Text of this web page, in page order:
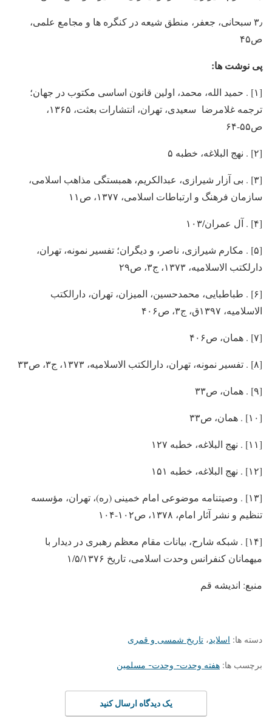
۳٫ سبحانی، جعفر، منطق شیعه در کنگره ها و مجامع علمی،
ص۴۵
پی نوشت ها:
[۱] . حمید الله، محمد، اولین قانون اساسی مکتوب در جهان؛
ترجمه غلامرضا سعیدی، تهران، انتشارات بعثت، ۱۳۶۵،
ص۵۵-۶۴
[۲] . نهج البلاغه، خطبه ۵
[۳] . بی آزار شیرازی، عبدالکریم، همبستگی مذاهب اسلامی،
سازمان فرهنگ و ارتباطات اسلامی، ۱۳۷۷، ص۱۱
[۴] . آل عمران/۱۰۳
[۵] . مکارم شیرازی، ناصر، و دیگران؛ تفسیر نمونه، تهران،
دارلکتب الاسلامیه، ۱۳۷۳، ج۳، ص۲۹
[۶] . طباطبایی، محمدحسین، المیزان، تهران، دارالکتب
الاسلامیه، ۱۳۹۷ق، ج۳، ص۴۰۶
[۷] . همان، ص۴۰۶
[۸] . تفسیر نمونه، تهران، دارالکتب الاسلامیه، ۱۳۷۳، ج۳، ص۳۳
[۹] . همان، ص۳۳
[۱۰] . همان، ص۳۳
[۱۱] . نهج البلاغه، خطبه ۱۲۷
[۱۲] . نهج البلاغه، خطبه ۱۵۱
[۱۳] . وصیتنامه موضوعی امام خمینی (ره)، تهران، مؤسسه
تنظیم و نشر آثار امام، ۱۳۷۸، ص۱۰۲-۱۰۴
[۱۴] . شبکه شارح، بیانات مقام معظم رهبری در دیدار با
میهمانان کنفرانس وحدت اسلامی، تاریخ ۱/۵/۱۳۷۶
منبع: اندیشه قم
دسته ها: اسلاید، تاریخ شمسی و قمری
برچسب ها: هفته وحدت- وحدت- مسلمین
یک دیدگاه ارسال کنید